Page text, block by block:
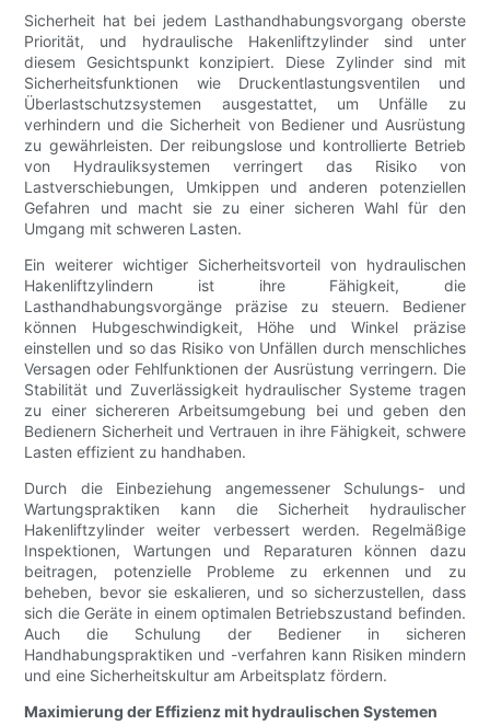
Sicherheit hat bei jedem Lasthandhabungsvorgang oberste
Priorität, und hydraulische Hakenliftzylinder sind unter
diesem Gesichtspunkt konzipiert. Diese Zylinder sind mit
Sicherheitsfunktionen wie Druckentlastungsventilen und
Überlastschutzsystemen ausgestattet, um Unfälle zu
verhindern und die Sicherheit von Bediener und Ausrüstung
zu gewährleisten. Der reibungslose und kontrollierte Betrieb
von Hydrauliksystemen verringert das Risiko von
Lastverschiebungen, Umkippen und anderen potenziellen
Gefahren und macht sie zu einer sicheren Wahl für den
Umgang mit schweren Lasten.
Ein weiterer wichtiger Sicherheitsvorteil von hydraulischen
Hakenliftzylindern ist ihre Fähigkeit, die
Lasthandhabungsvorgänge präzise zu steuern. Bediener
können Hubgeschwindigkeit, Höhe und Winkel präzise
einstellen und so das Risiko von Unfällen durch menschliches
Versagen oder Fehlfunktionen der Ausrüstung verringern. Die
Stabilität und Zuverlässigkeit hydraulischer Systeme tragen
zu einer sichereren Arbeitsumgebung bei und geben den
Bedienern Sicherheit und Vertrauen in ihre Fähigkeit, schwere
Lasten effizient zu handhaben.
Durch die Einbeziehung angemessener Schulungs- und
Wartungspraktiken kann die Sicherheit hydraulischer
Hakenliftzylinder weiter verbessert werden. Regelmäßige
Inspektionen, Wartungen und Reparaturen können dazu
beitragen, potenzielle Probleme zu erkennen und zu
beheben, bevor sie eskalieren, und so sicherzustellen, dass
sich die Geräte in einem optimalen Betriebszustand befinden.
Auch die Schulung der Bediener in sicheren
Handhabungspraktiken und -verfahren kann Risiken mindern
und eine Sicherheitskultur am Arbeitsplatz fördern.
Maximierung der Effizienz mit hydraulischen Systemen